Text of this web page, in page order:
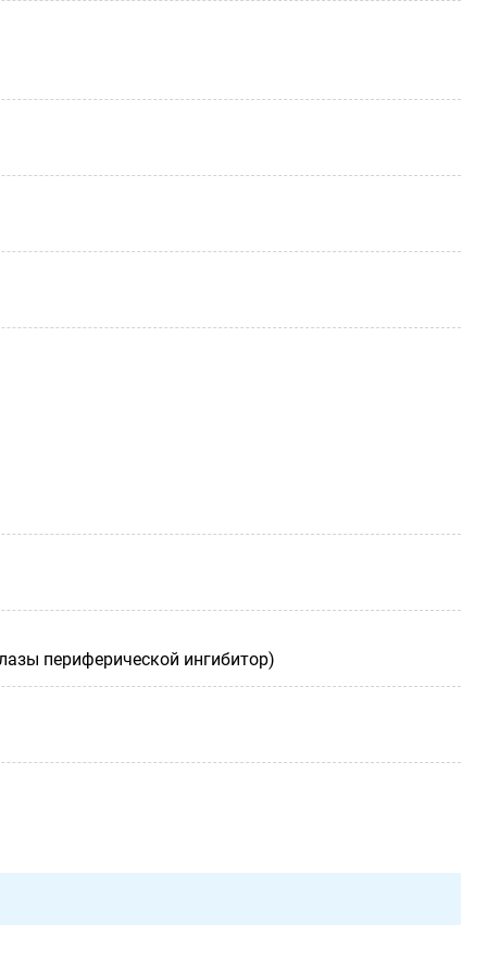
периферической ингибитор)